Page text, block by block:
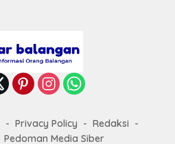
Privacy Policy
Redaksi
Pedoman Media Siber